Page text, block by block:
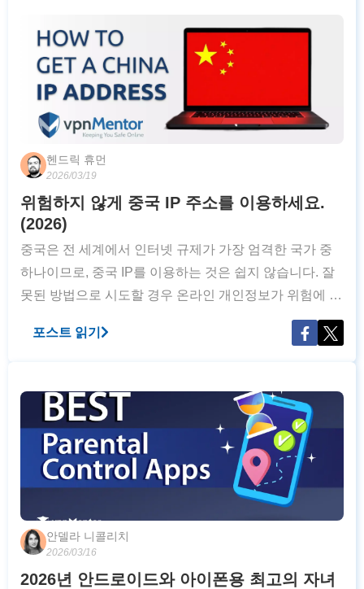
헨드릭 휴먼
2026/03/19
위험하지 않게 중국 IP 주소를 이용하세요.
(2026)
중국은 전 세계에서 인터넷 규제가 가장 엄격한 국가 중
하나이므로, 중국 IP를 이용하는 것은 쉽지 않습니다. 잘
못된 방법으로 시도할 경우 온라인 개인정보가 위험에 노
출되거나 감시의 대상이 될 수 있으며, 전 과정에서 매우
번거로운 경험을 할 수 있습니다. 특히 중국의 ‘만리방화
포스트 읽기
안델라 니콜리치
2026/03/16
2026년 안드로이드와 아이폰용 최고의 자녀